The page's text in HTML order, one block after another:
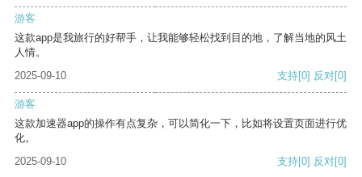
游客
这款app是我旅行的好帮手，让我能够轻松找到目的地，了解当地的风土
人情。
2025-09-10
支持[0] 反对[0]
游客
这款加速器app的操作有点复杂，可以简化一下，比如将设置页面进行优
化。
2025-09-10
支持[0] 反对[0]